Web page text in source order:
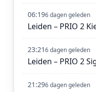
06:196 dagen geleden
Leiden – PRIO 2
23:216 dagen geleden
Leiden – PRIO 2
21:296 dagen geleden